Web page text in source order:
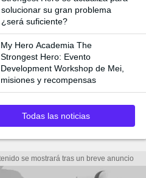
solucionar su gran problema
¿será suficiente?
My Hero Academia The
Strongest Hero: Evento
Development Workshop de Mei,
misiones y recompensas
Todas las noticias